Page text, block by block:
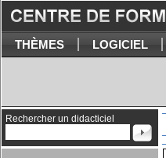
THÈMES LOGICIEL
Rechercher un didacticiel